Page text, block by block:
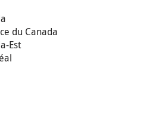
du Canada
Est